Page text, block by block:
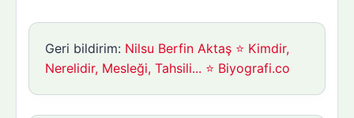
Geri bildirim: Nilsu Berfin Aktaş ⭐ Kimdir,
Nerelidir, Mesleği, Tahsili... ⭐ Biyografi.co